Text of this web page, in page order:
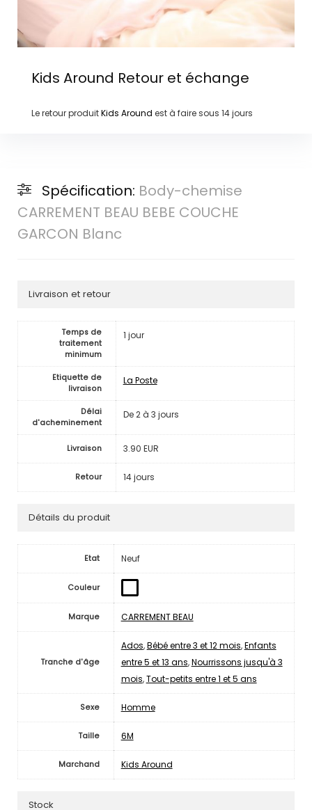
Kids Around Retour et échange
Le retour produitKids Around est à faire sous 14 jours
Spécification: Body-chemise
CARREMENT BEAU BEBE COUCHE
GARCON Blanc
Livraison et retour
Temps de
traitement
minimum
1 jour
Etiquette de
livraison
La Poste
Délai
d'acheminement
De 2 à 3 jours
Livraison 3.90 EUR
Retour 14 jours
Détails du produit
Etat Neuf
Couleur
Marque CARREMENT BEAU
Tranche d'âge
Ados,Bébé entre 3 et 12 mois,Enfants
entre 5 et 13 ans,Nourrissons jusqu'à 3
mois,Tout-petits entre 1 et 5 ans
Sexe Homme
Taille 6M
Marchand Kids Around
Stock